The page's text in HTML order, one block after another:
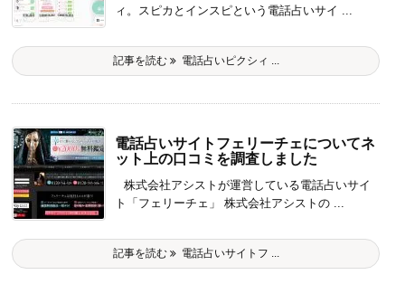
ィ。スピカとインスピという電話占いサイ ...
記事を読む 電話占いピクシィ ...
電話占いサイトフェリーチェについてネ
ット上の口コミを調査しました
株式会社アシストが運営している電話占いサイ
ト「フェリーチェ」 株式会社アシストの ...
記事を読む 電話占いサイトフ ...